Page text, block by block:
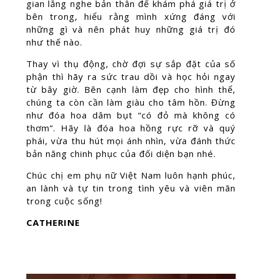
gian lắng nghe bản thân để khám phá giá trị ở
bên trong, hiểu rằng mình xứng đáng với
những gì và nên phát huy những giá trị đó
như thế nào.
Thay vì thụ động, chờ đợi sự sắp đặt của số
phận thì hãy ra sức trau dồi và học hỏi ngay
từ bây giờ. Bên cạnh làm đẹp cho hình thể,
chúng ta còn cần làm giàu cho tâm hồn. Đừng
như đóa hoa dâm bụt “có đỏ mà không có
thơm”. Hãy là đóa hoa hồng rực rỡ và quý
phái, vừa thu hút mọi ánh nhìn, vừa đánh thức
bản năng chinh phục của đối diện bạn nhé.
Chúc chị em phụ nữ Việt Nam luôn hạnh phúc,
an lành và tự tin trong tình yêu và viên mãn
trong cuộc sống!
CATHERINE